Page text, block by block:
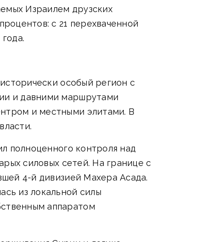
Израилем друзских
с 21 перехваченной
особый регион с
и давними маршрутами
и местными элитами. В
полноценного контроля над
силовых сетей. На границе с
4-й дивизией Махера Асада.
из локальной силы
аппаратом